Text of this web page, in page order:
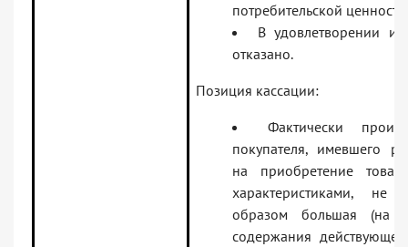
потребительской ценности.
В удовлетворении
отказано.
Позиция кассации:
Фактически
покупателя, имевшего
на приобретение
характеристиками, не
образом большая (на
содержания